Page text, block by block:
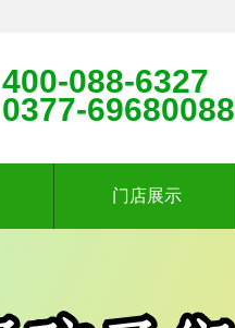
400-088-6327
0377-69680088
门店展示